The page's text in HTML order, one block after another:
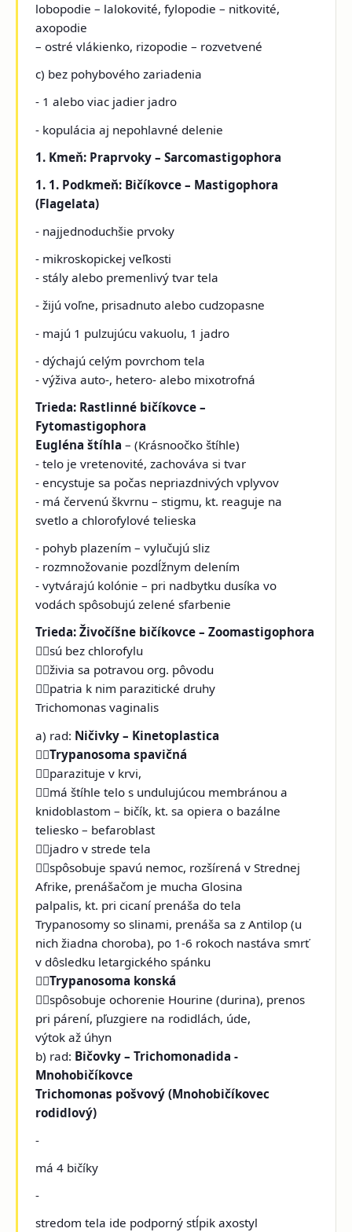
lobopodie – lalokovité, fylopodie – nitkovité,
axopodie
– ostré vlákienko, rizopodie – rozvetvené
c) bez pohybového zariadenia
- 1 alebo viac jadier jadro
- kopulácia aj nepohlavné delenie
1. Kmeň: Praprvoky – Sarcomastigophora
1. 1. Podkmeň: Bičíkovce – Mastigophora
(Flagelata)
- najjednoduchšie prvoky
- mikroskopickej veľkosti
- stály alebo premenlivý tvar tela
- žijú voľne, prisadnuto alebo cudzopasne
- majú 1 pulzujúcu vakuolu, 1 jadro
- dýchajú celým povrchom tela
- výživa auto-, hetero- alebo mixotrofná
Trieda: Rastlinné bičíkovce –
Fytomastigophora
Eugléna štíhla– (Krásnoočko štíhle)
- telo je vretenovité, zachováva si tvar
- encystuje sa počas nepriazdnivých vplyvov
- má červenú škvrnu – stigmu, kt. reaguje na
svetlo a chlorofylové telieska
- pohyb plazením – vylučujú sliz
- rozmnožovanie pozdĺžnym delením
- vytvárajú kolónie – pri nadbytku dusíka vo
vodách spôsobujú zelené sfarbenie
Trieda: Živočíšne bičíkovce – Zoomastigophora
sú bez chlorofylu
živia sa potravou org. pôvodu
patria k nim parazitické druhy
Trichomonas vaginalis
a) rad: Ničivky – Kinetoplastica
Trypanosoma spavičná
parazituje v krvi,
má štíhle telo s undulujúcou membránou a
knidoblastom – bičík, kt. sa opiera o bazálne
teliesko – befaroblast
jadro v strede tela
spôsobuje spavú nemoc, rozšírená v Strednej
Afrike, prenášačom je mucha Glosina
palpalis, kt. pri cicaní prenáša do tela
Trypanosomy so slinami, prenáša sa z Antilop (u
nich žiadna choroba), po 1-6 rokoch nastáva smrť
v dôsledku letargického spánku
Trypanosoma konská
spôsobuje ochorenie Hourine (durina), prenos
pri párení, pľuzgiere na rodidlách, úde,
výtok až úhyn
b) rad: Bičovky – Trichomonadida -
Mnohobičíkovce
Trichomonas pošvový (Mnohobičíkovec
rodidlový)
-
má 4 bičíky
-
stredom tela ide podporný stĺpik axostyl